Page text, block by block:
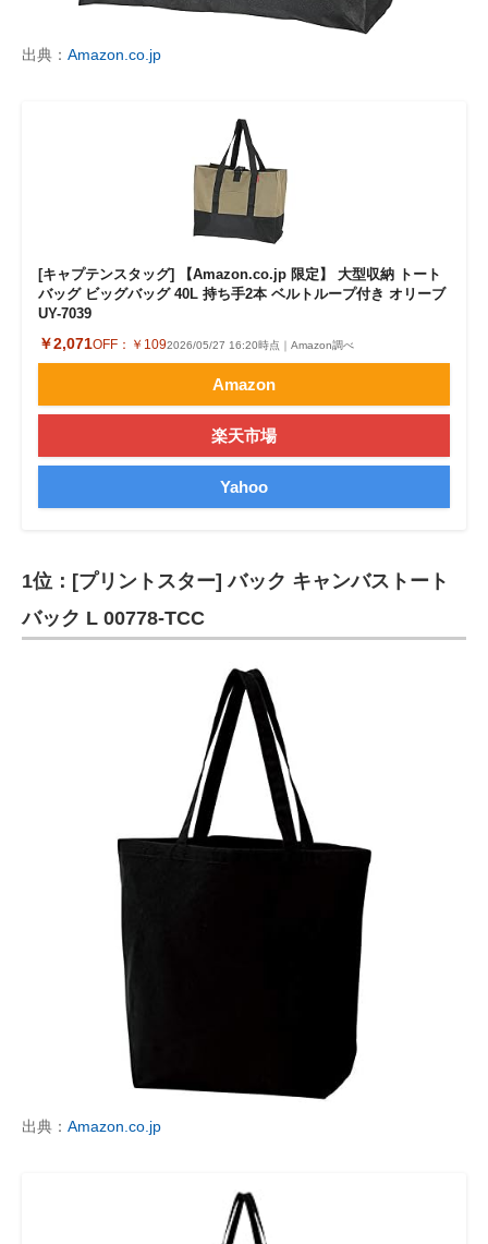
出典： Amazon.co.jp
[キャプテンスタッグ] 【Amazon.co.jp 限定】 大型収納 トート
バッグ ビッグバッグ 40L 持ち手2本 ベルトループ付き オリーブ
UY-7039
￥2,071OFF： ￥1092026/05/27 16:20時点｜Amazon調べ
Amazon
楽天市場
Yahoo
1位：[プリントスター] バック キャンバストート
バック L 00778-TCC
出典： Amazon.co.jp